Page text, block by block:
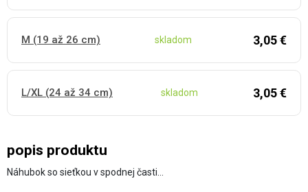
popis produktu
Náhubok so sieťkou v spodnej časti…
M (19 až 26 cm) skladom 3,05 €
L/XL (24 až 34 cm) skladom 3,05 €